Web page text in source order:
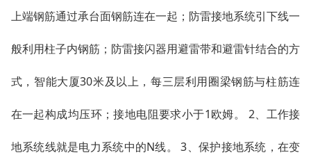
上端钢筋通过承台面钢筋连在一起；防雷接地系统引下线一
般利用柱子内钢筋；防雷接闪器用避雷带和避雷针结合的方
式，智能大厦30米及以上，每三层利用圈梁钢筋与柱筋连
在一起构成均压环；接地电阻要求小于1欧姆。 2、工作接
地系统线就是电力系统中的N线。 3、保护接地系统，在变